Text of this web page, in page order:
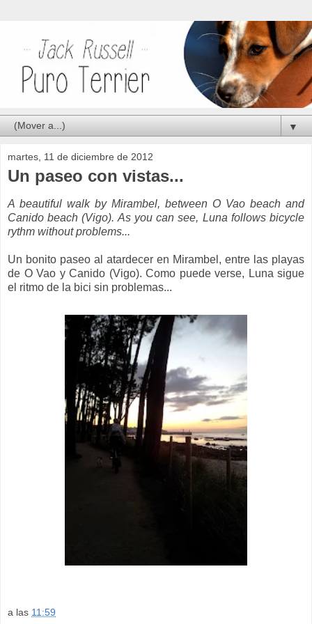
▼
martes, 11 de diciembre de 2012
Un paseo con vistas...
A beautiful walk by Mirambel, between O Vao beach and
Canido beach (Vigo). As you can see, Luna follows bicycle
rythm without problems...
Un bonito paseo al atardecer en Mirambel, entre las playas
de O Vao y Canido (Vigo). Como puede verse, Luna sigue
el ritmo de la bici sin problemas...
a las 11:59